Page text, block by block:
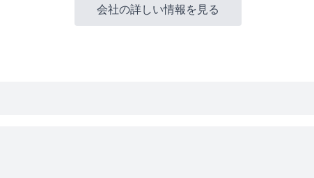
会社の詳しい情報を見る